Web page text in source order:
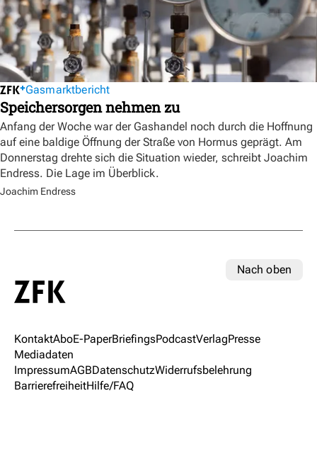
Gasmarktbericht
Speichersorgen nehmen zu
Anfang der Woche war der Gashandel noch durch die Hoffnung
auf eine baldige Öffnung der Straße von Hormus geprägt. Am
Donnerstag drehte sich die Situation wieder, schreibt Joachim
Endress. Die Lage im Überblick.
Joachim Endress
Nach oben
KontaktAboE-PaperBriefingsPodcastVerlagPresse
Mediadaten
ImpressumAGBDatenschutzWiderrufsbelehrung
BarrierefreiheitHilfe/FAQ